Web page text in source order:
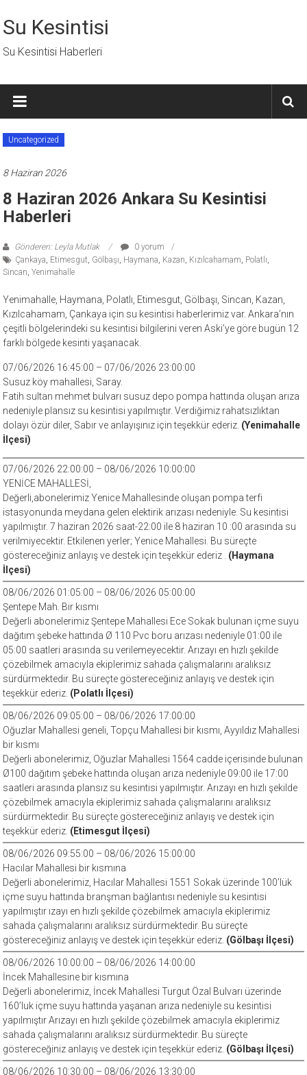
geç
Su Kesintisi
Su Kesintisi Haberleri
Uncategorized
8 Haziran 2026
8 Haziran 2026 Ankara Su Kesintisi
Haberleri
Gönderen: Leyla Mutlak
0 yorum
Çankaya, Etimesgut, Gölbaşı, Haymana, Kazan, Kızılcahamam, Polatlı,
Sincan,Yenimahalle
Yenimahalle, Haymana, Polatlı, Etimesgut, Gölbaşı, Sincan, Kazan,
Kızılcahamam, Çankaya için su kesintisi haberlerimiz var. Ankara’nın
çeşitli bölgelerindeki su kesintisi bilgilerini veren Aski’ye göre bugün 12
farklı bölgede kesinti yaşanacak.
07/06/2026 16:45:00 – 07/06/2026 23:00:00
Susuz köy mahallesi, Saray.
Fatih sultan mehmet bulvarı susuz depo pompa hattında oluşan arıza
nedeniyle plansız su kesintisi yapılmıştır. Verdiğimiz rahatsızlıktan
dolayı özür diler, Sabır ve anlayışınız için teşekkür ederiz. (Yenimahalle
İlçesi)
07/06/2026 22:00:00 – 08/06/2026 10:00:00
YENİCE MAHALLESİ,
Değerli,abonelerimiz Yenice Mahallesinde oluşan pompa terfi
istasyonunda meydana gelen elektirik arızası nedeniyle. Su kesintisi
yapılmıştır. 7 haziran 2026 saat-22:00 ile 8 haziran 10 :00 arasında su
verilmiyecektir. Etkilenen yerler; Yenice Mahallesi. Bu süreçte
göstereceğiniz anlayış ve destek için teşekkür ederiz . (Haymana
İlçesi)
08/06/2026 01:05:00 – 08/06/2026 05:00:00
Şentepe Mah. Bir kısmı
Değerli abonelerimiz Şentepe Mahallesi Ece Sokak bulunan içme suyu
dağıtım şebeke hattında Ø 110 Pvc boru arızası nedeniyle 01:00 ile
05:00 saatleri arasında su verilemeyecektir. Arızayı en hızlı şekilde
çözebilmek amacıyla ekiplerimiz sahada çalışmalarını aralıksız
sürdürmektedir. Bu süreçte göstereceğiniz anlayış ve destek için
teşekkür ederiz. (Polatlı İlçesi)
08/06/2026 09:05:00 – 08/06/2026 17:00:00
Oğuzlar Mahallesi geneli, Topçu Mahallesi bir kısmı, Ayyıldız Mahallesi
bir kısmı
Değerli abonelerimiz, Oğuzlar Mahallesi 1564 cadde içerisinde bulunan
Ø100 dağıtım şebeke hattında oluşan arıza nedeniyle 09:00 ile 17:00
saatleri arasında plansız su kesintisi yapılmıştır. Arızayı en hızlı şekilde
çözebilmek amacıyla ekiplerimiz sahada çalışmalarını aralıksız
sürdürmektedir. Bu süreçte göstereceğiniz anlayış ve destek için
teşekkür ederiz. (Etimesgut İlçesi)
08/06/2026 09:55:00 – 08/06/2026 15:00:00
Hacılar Mahallesi bir kısmına
Değerli abonelerimiz, Hacılar Mahallesi 1551 Sokak üzerinde 100’lük
içme suyu hattında branşman bağlantısı nedeniyle su kesintisi
yapılmıştır ızayı en hızlı şekilde çözebilmek amacıyla ekiplerimiz
sahada çalışmalarını aralıksız sürdürmektedir. Bu süreçte
göstereceğiniz anlayış ve destek için teşekkür ederiz. (Gölbaşı İlçesi)
08/06/2026 10:00:00 – 08/06/2026 14:00:00
İncek Mahallesine bir kısmına
Değerli abonelerimiz, İncek Mahallesi Turgut Özal Bulvarı üzerinde
160’luk içme suyu hattında yaşanan arıza nedeniyle su kesintisi
yapılmıştır Arızayı en hızlı şekilde çözebilmek amacıyla ekiplerimiz
sahada çalışmalarını aralıksız sürdürmektedir. Bu süreçte
göstereceğiniz anlayış ve destek için teşekkür ederiz. (Gölbaşı İlçesi)
08/06/2026 10:30:00 – 08/06/2026 13:30:00